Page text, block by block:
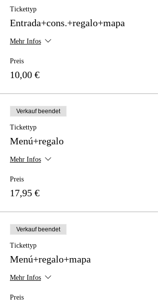
Tickettyp
Entrada+cons.+regalo+mapa
Mehr Infos
Preis
10,00 €
Verkauf beendet
Tickettyp
Menú+regalo
Mehr Infos
Preis
17,95 €
Verkauf beendet
Tickettyp
Menú+regalo+mapa
Mehr Infos
Preis